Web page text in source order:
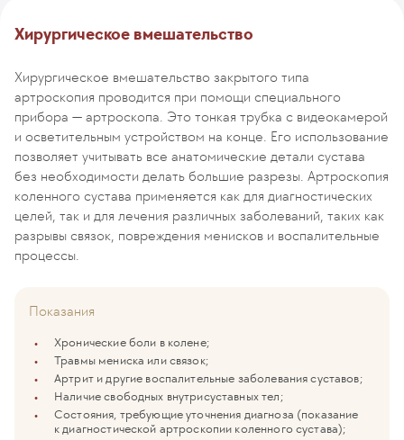
Хирургическое вмешательство
Хирургическое вмешательство закрытого типа
артроскопия проводится при помощи специального
прибора — артроскопа. Это тонкая трубка с видеокамерой
и осветительным устройством на конце. Его использование
позволяет учитывать все анатомические детали сустава
без необходимости делать большие разрезы. Артроскопия
коленного сустава применяется как для диагностических
целей, так и для лечения различных заболеваний, таких как
разрывы связок, повреждения менисков и воспалительные
процессы.
Показания
Хронические боли в колене;
Травмы мениска или связок;
Артрит и другие воспалительные заболевания суставов;
Наличие свободных внутрисуставных тел;
Состояния, требующие уточнения диагноза (показание
к диагностической артроскопии коленного сустава);